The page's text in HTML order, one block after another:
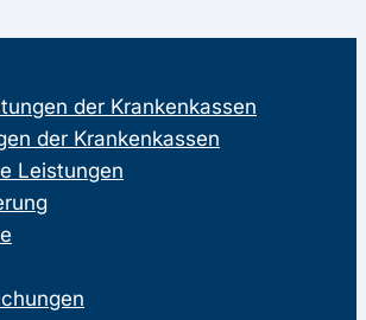
der Krankenkassen
der Krankenkassen
Leistungen